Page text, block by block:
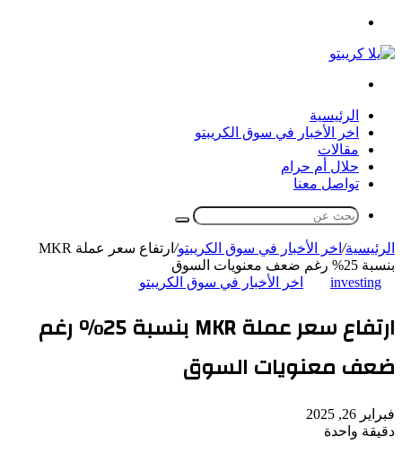
الرئيسية
اخر الأخبار في سوق الكريبتو
مقالات
حلال أم حرام
تواصل معنا
بحث
عن
الرئيسية/ اخر الأخبار في سوق الكريبتو/
ارتفاع سعر عملة MKR
بنسبة 25% رغم ضعف معنويات السوق
investing
اخر الأخبار في سوق الكريبتو
ارتفاع سعر عملة MKR بنسبة 25% رغم
ضعف معنويات السوق
فبراير 26, 2025
دقيقة واحدة